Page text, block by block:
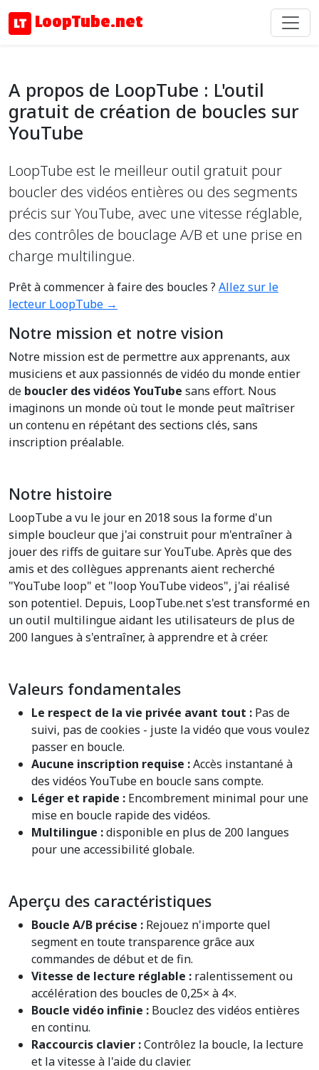
LoopTube.net
A propos de LoopTube : L'outil
gratuit de création de boucles sur
YouTube
LoopTube est le meilleur outil gratuit pour
boucler des vidéos entières ou des segments
précis sur YouTube, avec une vitesse réglable,
des contrôles de bouclage A/B et une prise en
charge multilingue.
Prêt à commencer à faire des boucles ? Allez sur le
lecteur LoopTube →
Notre mission et notre vision
Notre mission est de permettre aux apprenants, aux
musiciens et aux passionnés de vidéo du monde entier
de boucler des vidéos YouTube sans effort. Nous
imaginons un monde où tout le monde peut maîtriser
un contenu en répétant des sections clés, sans
inscription préalable.
Notre histoire
LoopTube a vu le jour en 2018 sous la forme d'un
simple boucleur que j'ai construit pour m'entraîner à
jouer des riffs de guitare sur YouTube. Après que des
amis et des collègues apprenants aient recherché
"YouTube loop" et "loop YouTube videos", j'ai réalisé
son potentiel. Depuis, LoopTube.net s'est transformé en
un outil multilingue aidant les utilisateurs de plus de
200 langues à s'entraîner, à apprendre et à créer.
Valeurs fondamentales
Le respect de la vie privée avant tout : Pas de
suivi, pas de cookies - juste la vidéo que vous voulez
passer en boucle.
Aucune inscription requise :Accès instantané à
des vidéos YouTube en boucle sans compte.
Léger et rapide : Encombrement minimal pour une
mise en boucle rapide des vidéos.
Multilingue :disponible en plus de 200 langues
pour une accessibilité globale.
Aperçu des caractéristiques
Boucle A/B précise : Rejouez n'importe quel
segment en toute transparence grâce aux
commandes de début et de fin.
Vitesse de lecture réglable : ralentissement ou
accélération des boucles de 0,25× à 4×.
Boucle vidéo infinie : Bouclez des vidéos entières
en continu.
Raccourcis clavier :Contrôlez la boucle, la lecture
et la vitesse à l'aide du clavier.